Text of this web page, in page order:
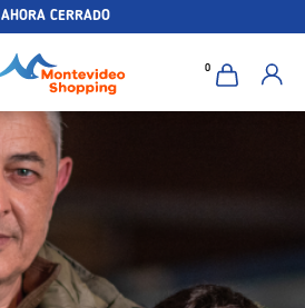
AHORA CERRADO
0